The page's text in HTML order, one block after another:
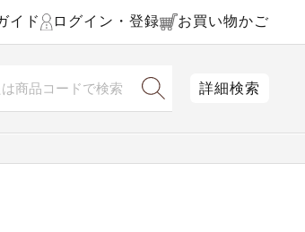
イド ログイン・登録 お買い物かご
詳細検索